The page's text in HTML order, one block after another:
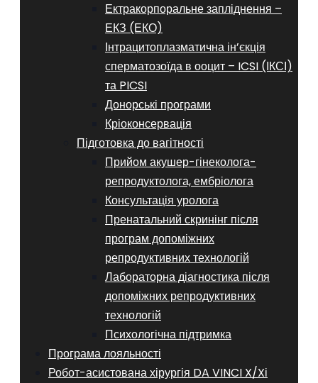
Ектракорпоральне запліднення –
ЕКЗ (ЕКО)
Інтрацитоплазматична ін’єкція
сперматозоїда в ооцит – ICSI (ІКСІ)
та PICSI
Донорські програми
Кріоконсервація
Підготовка до вагітності
Прийом акушер-гінеколога-
репродуктолога, ембріолога
Консультація уролога
Пренатальний скринінг після
програм допоміжних
репродуктивних технологій
​​Лабораторна діагностика після
допоміжних репродуктивних
технологій
​​Психологічна підтримка
Програма лояльності
Робот-асистована хірургія DA VINCI X/Xі